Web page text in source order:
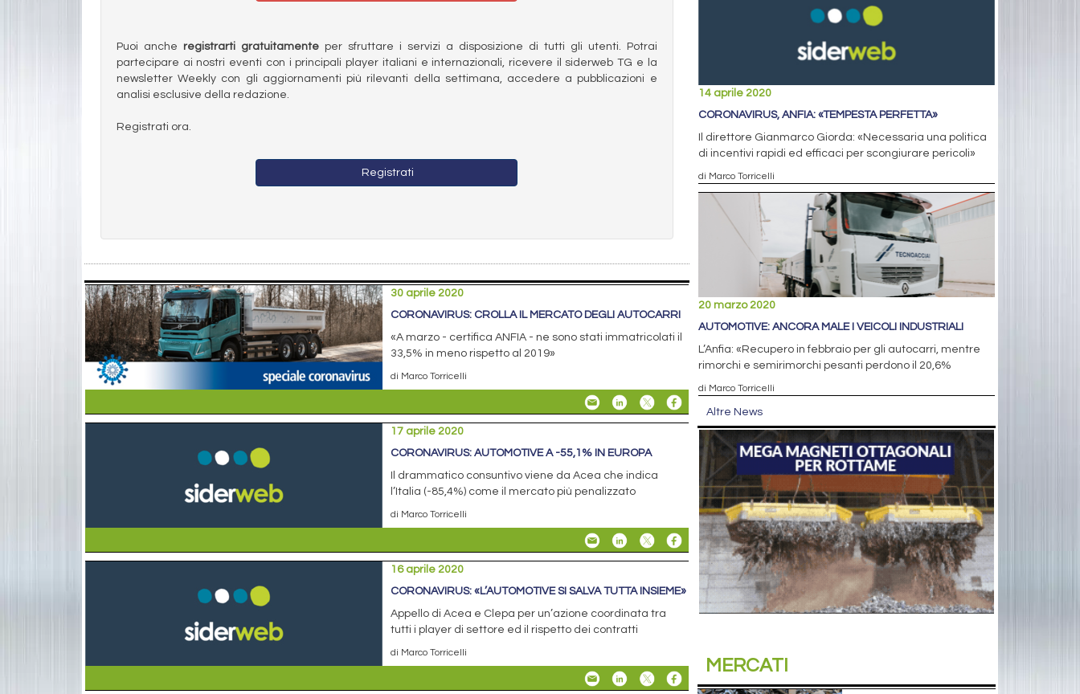
Puoi anche registrarti gratuitamenteper sfruttare i servizi a disposizione di tutti gli utenti. Potrai
partecipare ai nostri eventi con i principali player italiani e internazionali, ricevere il siderweb TG e la
newsletter Weekly con gli aggiornamenti più rilevanti della settimana, accedere a pubblicazioni e
analisi esclusive della redazione.
Registrati ora.
Registrati
30 aprile 2020
CORONAVIRUS: CROLLA IL MERCATO DEGLI AUTOCARRI
«A marzo - certifica ANFIA - ne sono stati immatricolati il
33,5% in meno rispetto al 2019»
di Marco Torricelli
17 aprile 2020
CORONAVIRUS: AUTOMOTIVE A -55,1% IN EUROPA
Il drammatico consuntivo viene da Acea che indica
l’Italia (-85,4%) come il mercato più penalizzato
di Marco Torricelli
16 aprile 2020
CORONAVIRUS: «L’AUTOMOTIVE SI SALVA TUTTA INSIEME»
Appello di Acea e Clepa per un’azione coordinata tra
tutti i player di settore ed il rispetto dei contratti
di Marco Torricelli
14 aprile 2020
CORONAVIRUS, ANFIA: «TEMPESTA PERFETTA»
Il direttore Gianmarco Giorda: «Necessaria una politica
di incentivi rapidi ed efficaci per scongiurare pericoli»
di Marco Torricelli
20 marzo 2020
AUTOMOTIVE: ANCORA MALE I VEICOLI INDUSTRIALI
L’Anfia: «Recupero in febbraio per gli autocarri, mentre
rimorchi e semirimorchi pesanti perdono il 20,6%
di Marco Torricelli
Altre News
MERCATI